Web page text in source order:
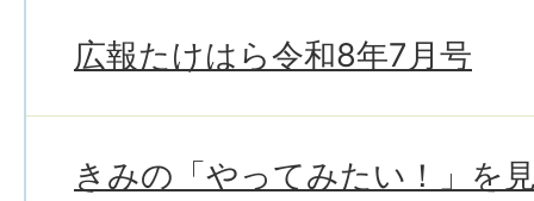
広報たけはら令和8年7月号
きみの「やってみたい！」を